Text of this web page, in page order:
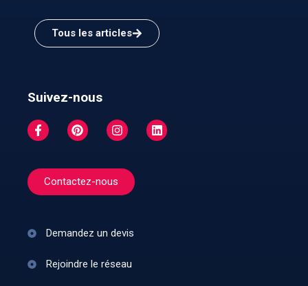
Tous les articles
Suivez-nous
Contactez-nous
Demandez un devis
Rejoindre le réseau